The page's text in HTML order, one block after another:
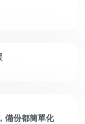
備份都簡單化